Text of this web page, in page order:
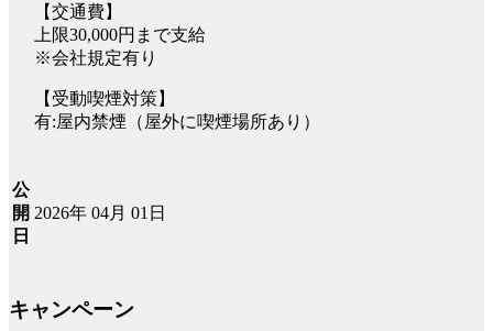
【交通費】
上限30,000円まで支給
※会社規定有り
【受動喫煙対策】
有:屋内禁煙（屋外に喫煙場所あり）
公
開
日
2026年 04月 01日
キャンペーン